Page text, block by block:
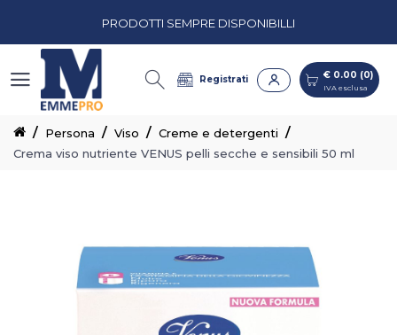
PRODOTTI SEMPRE DISPONIBILLI
PREVENTIVI PERSONALIZZATI
CASH & CARRY CON CORSIE ORGANIZZATE
PRODOTTI SEMPRE DISPONIBILLI
Registrati € 0.00 (0)
IVA esclusa
Persona Viso
Creme e detergenti
Crema viso nutriente VENUS pelli secche e sensibili 50 ml